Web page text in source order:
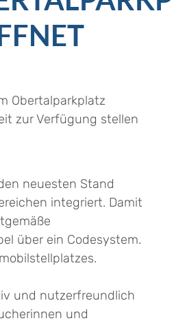
Obertalparkplatz
zur Verfügung stellen
neuesten Stand
integriert. Damit
über ein Codesystem.
und nutzerfreundlich
und